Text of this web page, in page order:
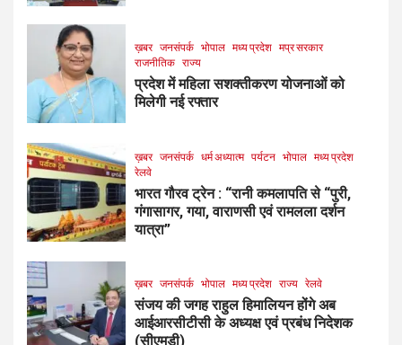
ख़बर जनसंपर्क भोपाल मध्य प्रदेश मप्र सरकार
राजनीतिक राज्य
प्रदेश में महिला सशक्तीकरण योजनाओं को
मिलेगी नई रफ्तार
ख़बर जनसंपर्क धर्म अध्यात्म पर्यटन भोपाल मध्य प्रदेश
रेलवे
भारत गौरव ट्रेन : “रानी कमलापति से “पुरी,
गंगासागर, गया, वाराणसी एवं रामलला दर्शन
यात्रा”
ख़बर जनसंपर्क भोपाल मध्य प्रदेश राज्य रेलवे
संजय की जगह राहुल हिमालियन होंगे अब
आईआरसीटीसी के अध्यक्ष एवं प्रबंध निदेशक
(सीएमडी)